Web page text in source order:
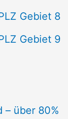
Gebiet 8
Gebiet 9
– über 80%